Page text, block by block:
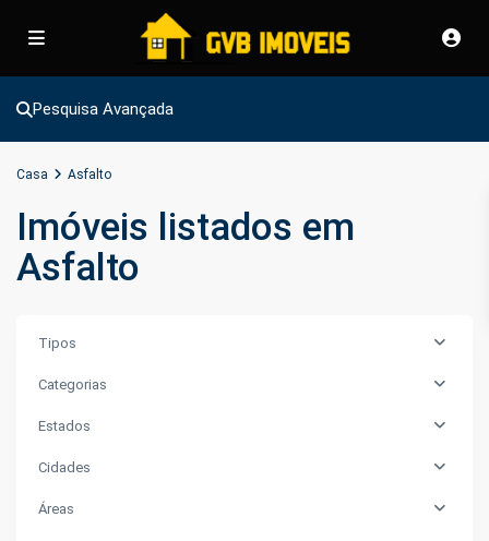
Pesquisa Avançada
Casa Asfalto
Imóveis listados em
Asfalto
Tipos
Categorias
Estados
Cidades
Áreas